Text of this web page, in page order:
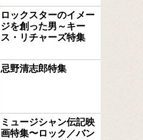
ロックスターのイメー
ジを創った男～キー
ス・リチャーズ特集
忌野清志郎特集
ミュージシャン伝記映
画特集〜ロック／バン